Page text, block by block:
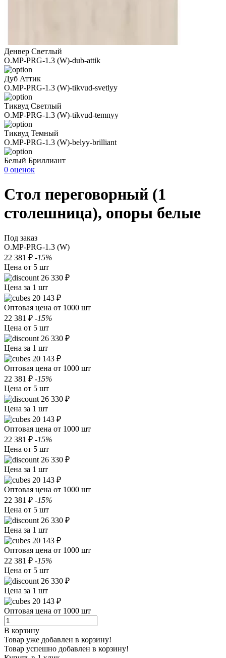
Денвер Светлый
O.MP-PRG-1.3 (W)-dub-attik
Дуб Аттик
O.MP-PRG-1.3 (W)-tikvud-svetlyy
Тиквуд Светлый
O.MP-PRG-1.3 (W)-tikvud-temnyy
Тиквуд Темный
O.MP-PRG-1.3 (W)-belyy-brilliant
Белый Бриллиант
0 оценок
Стол переговорный (1
столешница), опоры белые
Под заказ
O.MP-PRG-1.3 (W)
22 381 ₽ -15%
Цена от 5 шт
26 330 ₽
Цена за 1 шт
20 143 ₽
Оптовая цена от 1000 шт
22 381 ₽ -15%
Цена от 5 шт
26 330 ₽
Цена за 1 шт
20 143 ₽
Оптовая цена от 1000 шт
22 381 ₽ -15%
Цена от 5 шт
26 330 ₽
Цена за 1 шт
20 143 ₽
Оптовая цена от 1000 шт
22 381 ₽ -15%
Цена от 5 шт
26 330 ₽
Цена за 1 шт
20 143 ₽
Оптовая цена от 1000 шт
22 381 ₽ -15%
Цена от 5 шт
26 330 ₽
Цена за 1 шт
20 143 ₽
Оптовая цена от 1000 шт
22 381 ₽ -15%
Цена от 5 шт
26 330 ₽
Цена за 1 шт
20 143 ₽
Оптовая цена от 1000 шт
В корзину
Товар уже добавлен в корзину!
Товар успешно добавлен в корзину!